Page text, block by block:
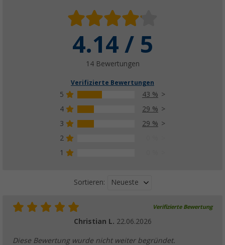
4.14 / 5
14 Bewertungen
Verifizierte Bewertungen
5
43 %
4
29 %
3
29 %
2
1
Sortieren: Neueste
Verifizierte Bewertung
Christian L. 22.06.2026
Diese Bewertung wurde nicht weiter begründet.